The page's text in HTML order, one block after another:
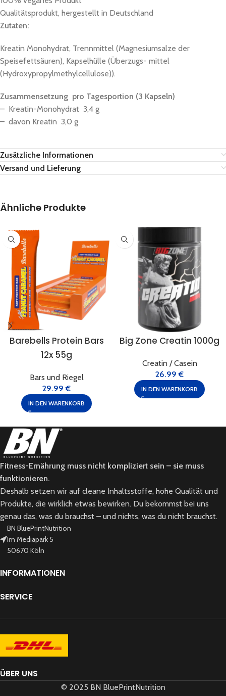
Qualitätsprodukt, hergestellt in Deutschland
Zutaten:
Kreatin Monohydrat, Trennmittel (Magnesiumsalze der
Speisefettsäuren), Kapselhülle (Überzugs- mittel
(Hydroxypropylmethylcellulose)).
Zusammensetzung pro Tagesportion (3 Kapseln)
– Kreatin-Monohydrat 3,4 g
– davon Kreatin 3,0 g
Zusätzliche Informationen
Versand und Lieferung
Ähnliche Produkte
Barebells Protein Bars
12x 55g
Bars und Riegel
29.99€
IN DEN WARENKORB
Big Zone Creatin 1000g
Creatin / Casein
26.99€
IN DEN WARENKORB
Fitness-Ernährung muss nicht kompliziert sein – sie muss
funktionieren.
Deshalb setzen wir auf cleane Inhaltsstoffe, hohe Qualität und
Produkte, die wirklich etwas bewirken. Du bekommst bei uns
genau das, was du brauchst – und nichts, was du nicht brauchst.
BN BluePrintNutrition
Im Mediapark 5
50670 Köln
INFORMATIONEN
SERVICE
ÜBER UNS
© 2025 BN BluePrintNutrition